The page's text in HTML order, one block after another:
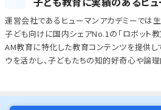
運営会社であるヒューマンアカデミーでは
子ども向けに国内シェアNo.1の「ロボット教
AM教育に特化した教育コンテンツを提供し
ウを活かし、子どもたちの知的好奇心や論